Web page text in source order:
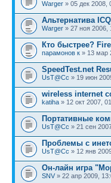
Warger » 05 дек 2008,
Альтернатива ICQ
Warger » 27 ноя 2006,
Кто быстрее?
парамонов к » 13 мар
SpeedTest.net
UsT@Cc » 19 июн
wireless internet
katiha » 12 окт 2007,
Портативные
UsT@Cc » 21 сен
Проблемы с
UsT@Cc » 12 янв
Он-лайн игра
SNV » 22 апр 2009,